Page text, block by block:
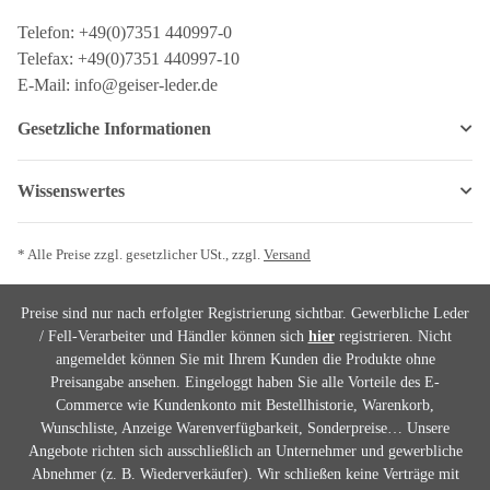
Telefon: +49(0)7351 440997-0
Telefax: +49(0)7351 440997-10
E-Mail: info@geiser-leder.de
Gesetzliche Informationen
Wissenswertes
* Alle Preise zzgl. gesetzlicher USt., zzgl. Versand
Preise sind nur nach erfolgter Registrierung sichtbar. Gewerbliche Leder
/ Fell-Verarbeiter und Händler können sich hierregistrieren. Nicht
angemeldet können Sie mit Ihrem Kunden die Produkte ohne
Preisangabe ansehen. Eingeloggt haben Sie alle Vorteile des E-
Commerce wie Kundenkonto mit Bestellhistorie, Warenkorb,
Wunschliste, Anzeige Warenverfügbarkeit, Sonderpreise… Unsere
Angebote richten sich ausschließlich an Unternehmer und gewerbliche
Abnehmer (z. B. Wiederverkäufer). Wir schließen keine Verträge mit